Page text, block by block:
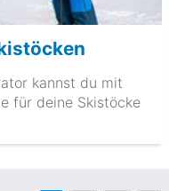
kannst du mit
für deine Skistöcke